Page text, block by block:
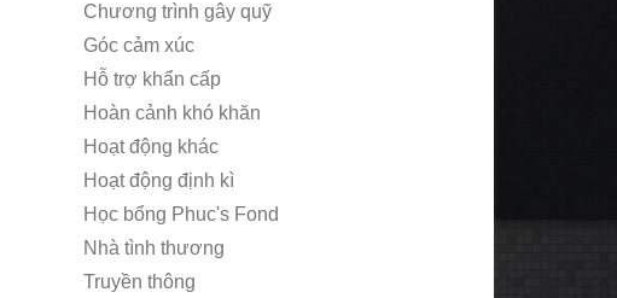
Chương trình gây quỹ
Góc cảm xúc
Hỗ trợ khẩn cấp
Hoàn cảnh khó khăn
Hoạt động khác
Hoạt động định kì
Học bổng Phuc's Fond
Nhà tình thương
Truyền thông